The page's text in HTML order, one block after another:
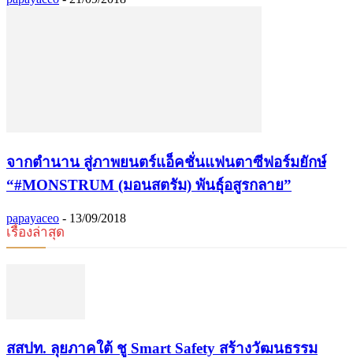
จากตำนาน สู่ภาพยนตร์แอ็คชั่นแฟนตาซีฟอร์มยักษ์
“#MONSTRUM (มอนสตรัม) พันธุ์อสูรกลาย”
papayaceo - 13/09/2018
เรื่องล่าสุด
​สสปท. ลุยภาคใต้ ชู Smart Safety สร้างวัฒนธรรม